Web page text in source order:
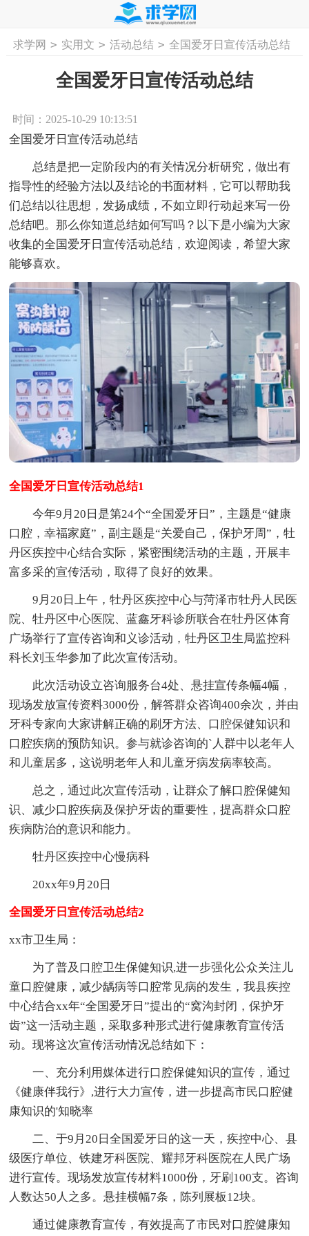
首页 工作计划 活动计划 学习计划
求学网 > 实用文 > 活动总结 > 全国爱牙日宣传活动总结
全国爱牙日宣传活动总结
时间：2025-10-29 10:13:51
全国爱牙日宣传活动总结
总结是把一定阶段内的有关情况分析研究，做出有
指导性的经验方法以及结论的书面材料，它可以帮助我
们总结以往思想，发扬成绩，不如立即行动起来写一份
总结吧。那么你知道总结如何写吗？以下是小编为大家
收集的全国爱牙日宣传活动总结，欢迎阅读，希望大家
能够喜欢。
全国爱牙日宣传活动总结1
今年9月20日是第24个“全国爱牙日”，主题是“健康
口腔，幸福家庭”，副主题是“关爱自己，保护牙周”，牡
丹区疾控中心结合实际，紧密围绕活动的主题，开展丰
富多采的宣传活动，取得了良好的效果。
9月20日上午，牡丹区疾控中心与菏泽市牡丹人民医
院、牡丹区中心医院、蓝鑫牙科诊所联合在牡丹区体育
广场举行了宣传咨询和义诊活动，牡丹区卫生局监控科
科长刘玉华参加了此次宣传活动。
此次活动设立咨询服务台4处、悬挂宣传条幅4幅，
现场发放宣传资料3000份，解答群众咨询400余次，并由
牙科专家向大家讲解正确的刷牙方法、口腔保健知识和
口腔疾病的预防知识。参与就诊咨询的`人群中以老年人
和儿童居多，这说明老年人和儿童牙病发病率较高。
总之，通过此次宣传活动，让群众了解口腔保健知
识、减少口腔疾病及保护牙齿的重要性，提高群众口腔
疾病防治的意识和能力。
牡丹区疾控中心慢病科
20xx年9月20日
全国爱牙日宣传活动总结2
xx市卫生局：
为了普及口腔卫生保健知识,进一步强化公众关注儿
童口腔健康，减少龋病等口腔常见病的发生，我县疾控
中心结合xx年“全国爱牙日”提出的“窝沟封闭，保护牙
齿”这一活动主题，采取多种形式进行健康教育宣传活
动。现将这次宣传活动情况总结如下：
一、充分利用媒体进行口腔保健知识的宣传，通过
《健康伴我行》,进行大力宣传，进一步提高市民口腔健
康知识的'知晓率
二、于9月20日全国爱牙日的这一天，疾控中心、县
级医疗单位、铁建牙科医院、耀邦牙科医院在人民广场
进行宣传。现场发放宣传材料1000份，牙刷100支。咨询
人数达50人之多。悬挂横幅7条，陈列展板12块。
通过健康教育宣传，有效提高了市民对口腔健康知